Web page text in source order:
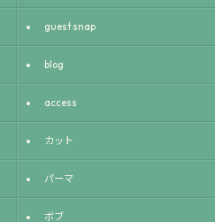
guest snap
blog
access
カット
パーマ
ボブ